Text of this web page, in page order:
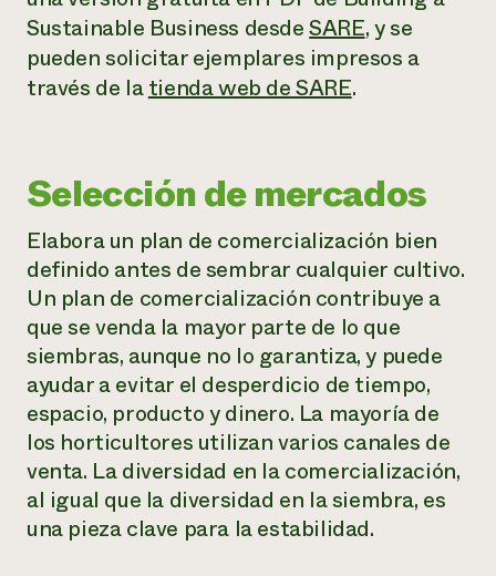
Sustainable Business desdeSARE, y se
pueden solicitar ejemplares impresos a
través de latienda web de SARE.
Selección de mercados
Elabora un plan de comercialización bien
definido antes de sembrar cualquier cultivo.
Un plan de comercialización contribuye a
que se venda la mayor parte de lo que
siembras, aunque no lo garantiza, y puede
ayudar a evitar el desperdicio de tiempo,
espacio, producto y dinero. La mayoría de
los horticultores utilizan varios canales de
venta. La diversidad en la comercialización,
al igual que la diversidad en la siembra, es
una pieza clave para la estabilidad.